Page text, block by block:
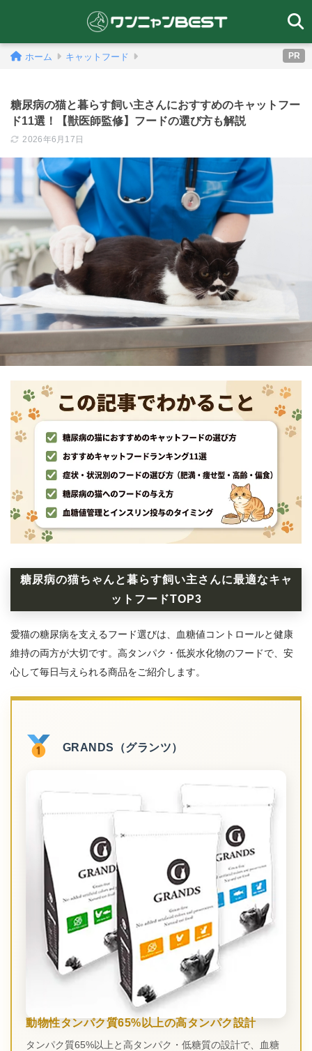
PR
ホーム キャットフード
糖尿病の猫と暮らす飼い主さんにおすすめのキャットフー
ド11選！【獣医師監修】フードの選び方も解説
2026年6月17日
糖尿病の猫ちゃんと暮らす飼い主さんに最適なキャ
ットフードTOP3
愛猫の糖尿病を支えるフード選びは、血糖値コントロールと健康
維持の両方が大切です。高タンパク・低炭水化物のフードで、安
心して毎日与えられる商品をご紹介します。
GRANDS（グランツ）
動物性タンパク質65%以上の高タンパク設計
タンパク質65%以上と高タンパク・低糖質の設計で、血糖